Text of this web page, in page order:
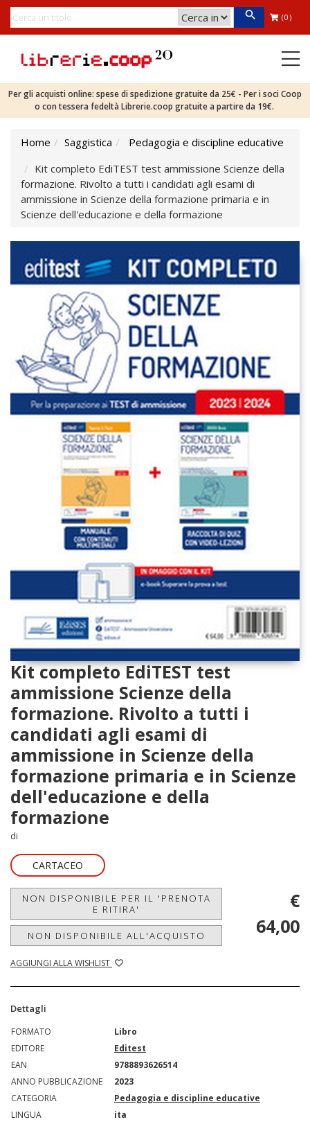
(0)
Per gli acquisti online: spese di spedizione gratuite da 25€ - Per i soci Coop
o con tessera fedeltà Librerie.coop gratuite a partire da 19€.
Home Saggistica
Pedagogia e discipline educative
Kit completo EdiTEST test ammissione Scienze della
formazione. Rivolto a tutti i candidati agli esami di
ammissione in Scienze della formazione primaria e in
Scienze dell'educazione e della formazione
Kit completo EdiTEST test
ammissione Scienze della
formazione. Rivolto a tutti i
candidati agli esami di
ammissione in Scienze della
formazione primaria e in Scienze
dell'educazione e della
formazione
di
CARTACEO
NON DISPONIBILE PER IL 'PRENOTA
E RITIRA'
NON DISPONIBILE ALL'ACQUISTO
AGGIUNGI ALLA WISHLIST
€
64,00
Dettagli
FORMATO
Libro
EDITORE
Editest
EAN
9788893626514
ANNO PUBBLICAZIONE
2023
CATEGORIA
Pedagogia e discipline educative
LINGUA
ita